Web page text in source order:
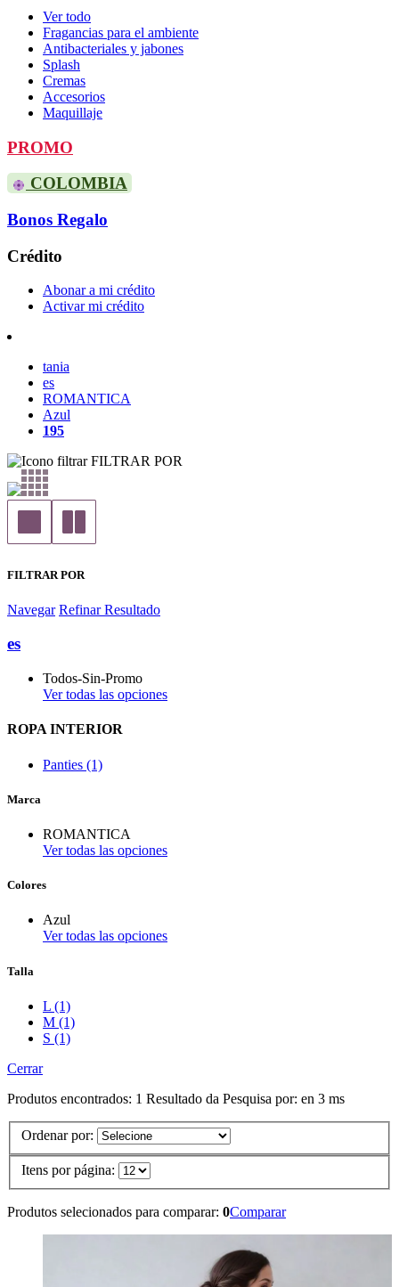
Ver todo
Fragancias para el ambiente
Antibacteriales y jabones
Splash
Cremas
Accesorios
Maquillaje
PROMO
COLOMBIA
Bonos Regalo
Crédito
Abonar a mi crédito
Activar mi crédito
tania
es
ROMANTICA
Azul
195
FILTRAR POR
FILTRAR POR
Navegar Refinar Resultado
es
Todos-Sin-Promo
Ver todas las opciones
ROPA INTERIOR
Panties (1)
Marca
ROMANTICA
Ver todas las opciones
Colores
Azul
Ver todas las opciones
Talla
L (1)
M (1)
S (1)
Cerrar
Produtos encontrados: 1 Resultado da Pesquisa por: en 3 ms
Ordenar por:
Itens por página:
Produtos selecionados para comparar: 0Comparar